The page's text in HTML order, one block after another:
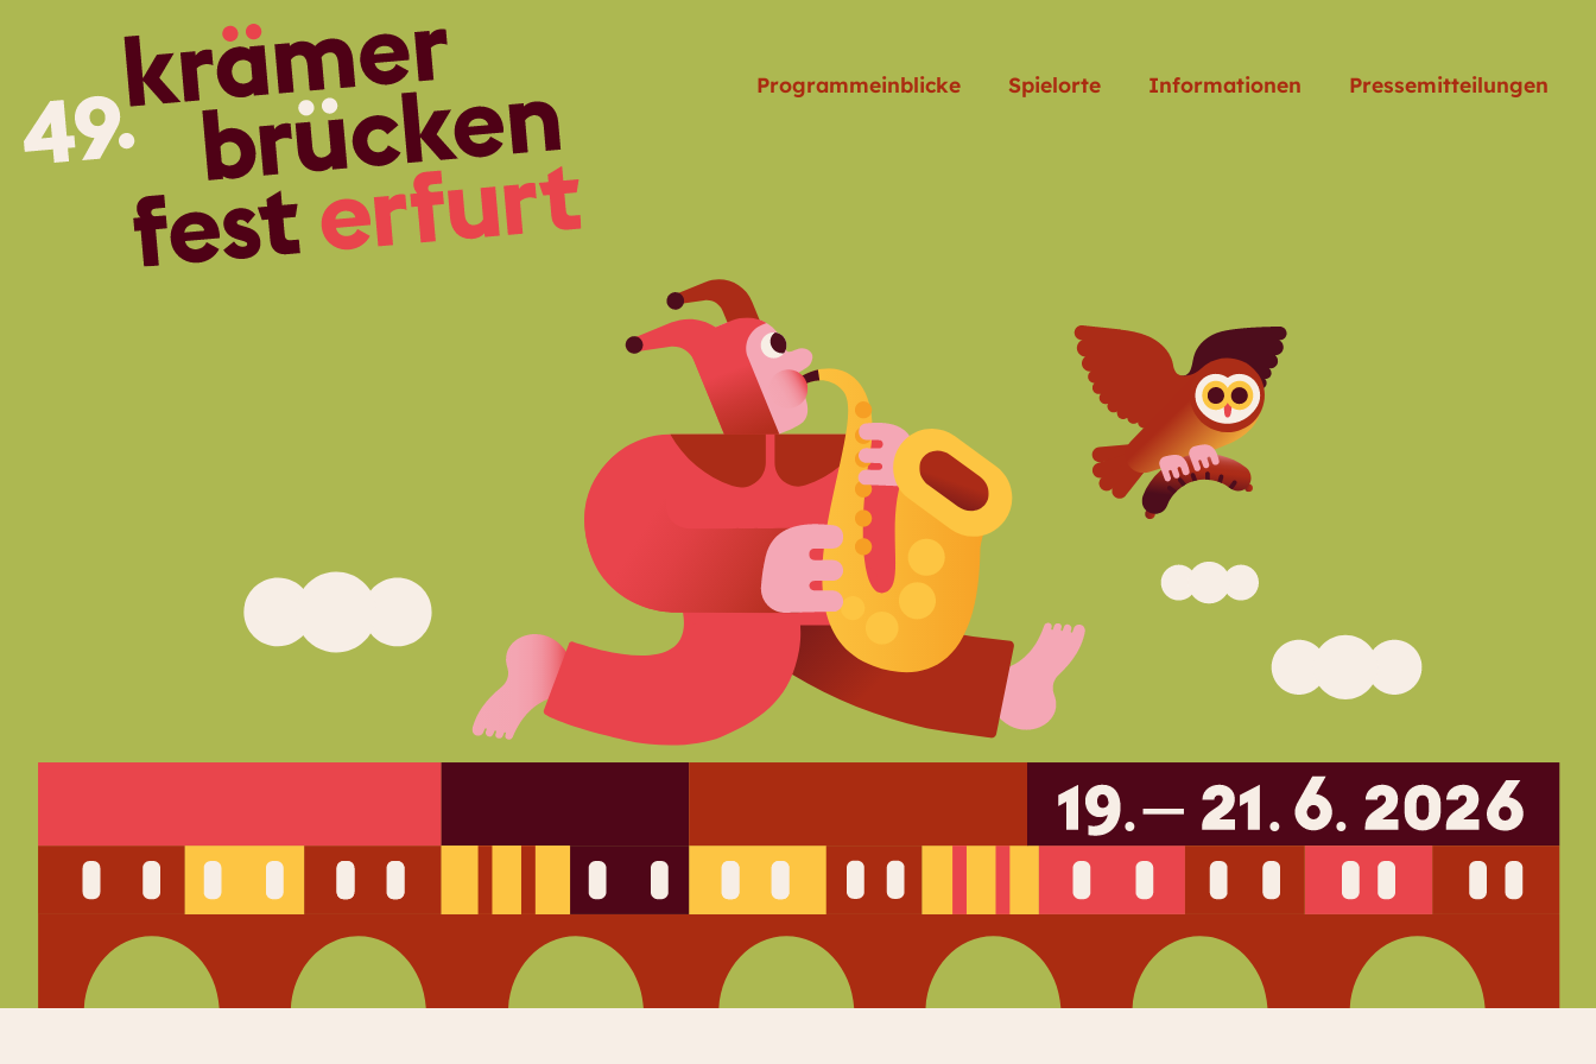
Programmeinblicke Spielorte Informationen Pressemitteilungen